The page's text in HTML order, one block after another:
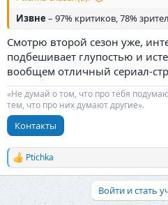
Извне – 97% критиков, 78%
Смотрю второй сезон уже,
подбешивает глупостью и
вообщем отличный сериал-
«Не думай о том, что про тебя
тем, что про них думают другие».
Контакты
Р
е
Ptichka
Войти и стать